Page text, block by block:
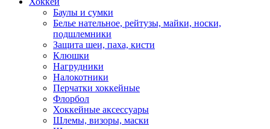
Баулы и сумки
Белье нательное, рейтузы, майки, носки,
подшлемники
Защита шеи, паха, кисти
Клюшки
Нагрудники
Налокотники
Перчатки хоккейные
Флорбол
Хоккейные аксессуары
Шлемы, визоры, маски